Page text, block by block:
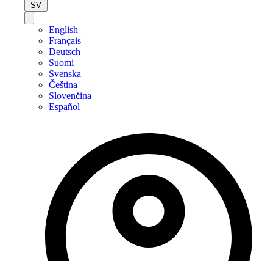
SV
English
Français
Deutsch
Suomi
Svenska
Čeština
Slovenčina
Español